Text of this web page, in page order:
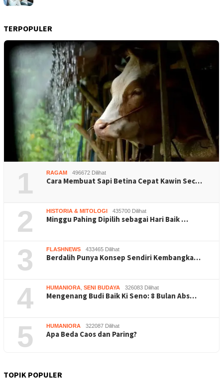
TERPOPULER
1 RAGAM 496672 Dilihat
Cara Membuat Sapi Betina Cepat Kawin Sec…
2 HISTORIA & MITOLOGI 435700 Dilihat
Minggu Pahing Dipilih sebagai Hari Baik …
3 FLASHNEWS 433465 Dilihat
Berdalih Punya Konsep Sendiri Kembangka…
4 HUMANIORA, SENI BUDAYA 326083 Dilihat
Mengenang Budi Baik Ki Seno: 8 Bulan Abs…
5 HUMANIORA 322087 Dilihat
Apa Beda Caos dan Paring?
TOPIK POPULER